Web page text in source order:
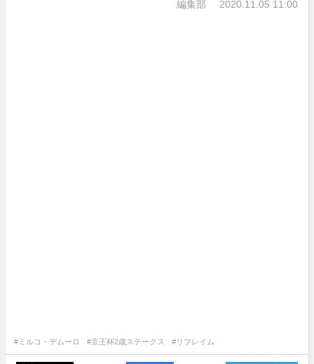
編集部 2020.11.05 11:00
#ミルコ・デムーロ #京王杯2歳ステークス #リフレイム